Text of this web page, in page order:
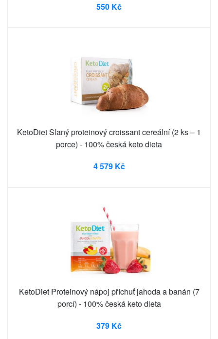
550 Kč
KetoDiet Slaný proteinový croissant cereální (2 ks – 1
porce) - 100% česká keto dieta
4 579 Kč
KetoDiet Proteinový nápoj příchuť jahoda a banán (7
porcí) - 100% česká keto dieta
379 Kč